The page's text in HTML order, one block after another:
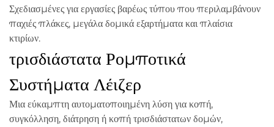
Σχεδιασμένες για εργασίες βαρέως τύπου που περιλαμβάνουν
παχιές πλάκες, μεγάλα δομικά εξαρτήματα και πλαίσια
κτιρίων.
τρισδιάστατα Ρομποτικά
Συστήματα Λέιζερ
Μια εύκαμπτη αυτοματοποιημένη λύση για κοπή,
συγκόλληση, διάτρηση ή κοπή τρισδιάστατων δομών,